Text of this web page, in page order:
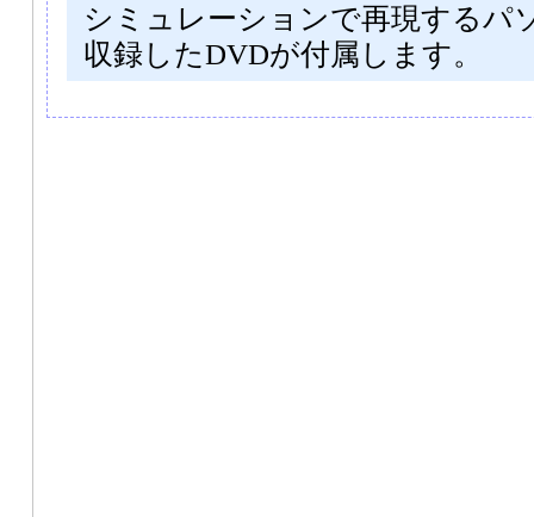
シミュレーションで再現するパ
収録したDVDが付属します。